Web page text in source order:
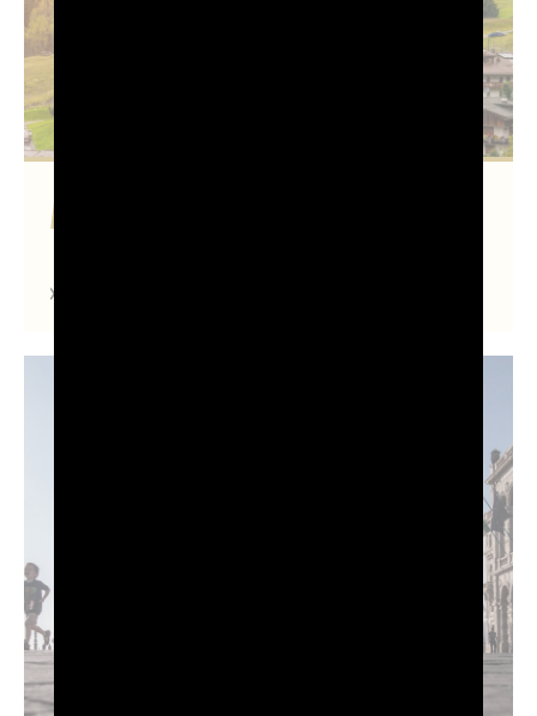
Il Mito di Cortina